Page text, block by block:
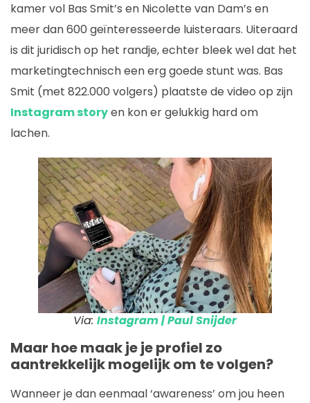
kamer vol Bas Smit’s en Nicolette van Dam’s en
meer dan 600 geïnteresseerde luisteraars. Uiteraard
is dit juridisch op het randje, echter bleek wel dat het
marketingtechnisch een erg goede stunt was. Bas
Smit (met 822.000 volgers) plaatste de video op zijn
Instagram storyen kon er gelukkig hard om
lachen.
Via: Instagram | Paul Snijder
Maar hoe maak je je profiel zo
aantrekkelijk mogelijk om te volgen?
Wanneer je dan eenmaal ‘awareness’ om jou heen